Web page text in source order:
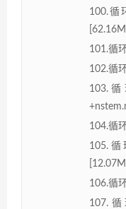
100.循
[62.16M]
101.循
102.循
103.
104.循
105.
[12.07M]
106.循
107.